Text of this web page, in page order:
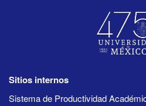
Sitios internos
Sistema de Productividad